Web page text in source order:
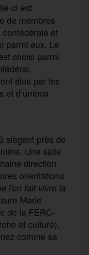
ci est
de membres
et
parmi eux. Le
choisi parmi
élus par les
et d’unions
siègent près de
Une salle
direction
orientations
l’on fait vivre la
Marie
de la FERC-
et culture),
comme sa